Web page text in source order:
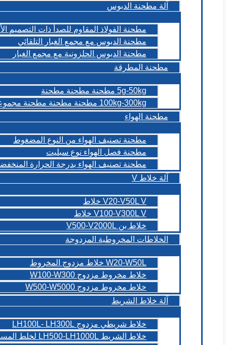
آلة مطحنة الدبوس
مطحنة الفولاذ المقاوم للصدأ ذات التصميم
مطحنة الدبوس مع مجمع الغبار التلقائي
مطحنة الدبوس الحلزونية مع مجمع الغبار
مطحنة المطرقة
5g-50kg مطحنة مطحنة مطحنة
100kg-300kg مطحنة مطحنة مطحنة مجموعات
مطحنة الهواء
مطحنة تصنيف الهواء من النوع المضغوط
مطحنة فصل الهواء نوع سبليت
مطحنة تصنيف الهواء بدرجة الحرارة
آلة خلاط V
V20-V50L V خلاط
V100-V300L V خلاط
خلاط بن V500-V2000L
الخلاطات المخروطية المزدوجة
W20-W50L خلاط مزدوج المخروط
خلاط مخروط مزدوج W100-W300
خلاط مخروط مزدوج W500-W5000
آلة خلاط الشريط
خلاط شريطي مزدوج LH100L- LH300L
خلاط الشريط LH500-LH1000L لخلط المسحوق